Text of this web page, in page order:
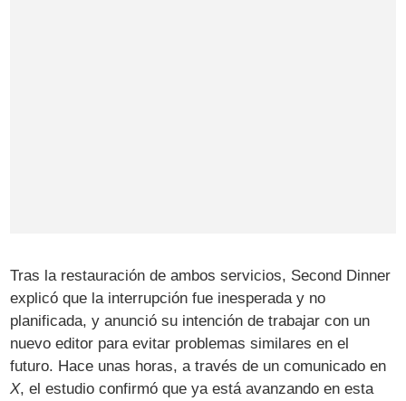
Tras la restauración de ambos servicios, Second Dinner
explicó que la interrupción fue inesperada y no
planificada, y anunció su intención de trabajar con un
nuevo editor para evitar problemas similares en el
futuro. Hace unas horas, a través de un comunicado en
X, el estudio confirmó que ya está avanzando en esta